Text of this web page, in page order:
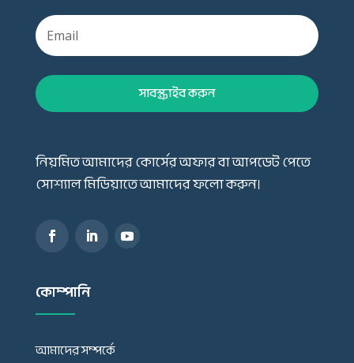
সাবস্ক্রাইব করুন
নিয়মিত আমাদের কোর্সের অফার বা আপডেট পেতে
সোশ্যাল মিডিয়াতে আমাদের ফলো করুন।
কোম্পানি
আমাদের সম্পর্কে